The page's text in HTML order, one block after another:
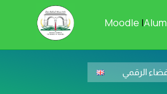
Moodle |
الرقمي